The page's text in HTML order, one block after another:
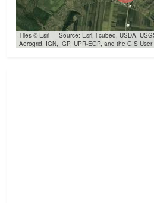
Tiles © Esri — Source: Esri, i-cubed, USDA,
Aerogrid, IGN, IGP, UPR-EGP, and the GIS User